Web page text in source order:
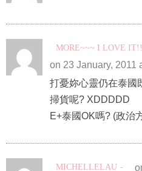
MORE~~~ I LOVE
on 23 January, 2011
打憂妳心靈仍在泰
掃貨呢? XDDDDD
E+泰國OK嗎? (政治
MICHELLELAU